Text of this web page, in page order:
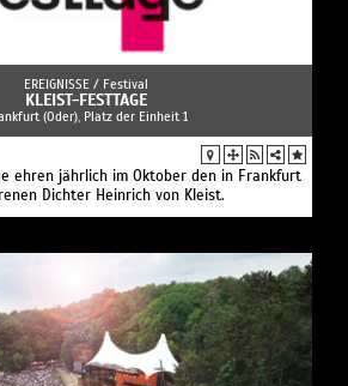
EREIGNISSE / Festival
KLEIST-FESTTAGE
(Oder), Platz der Einheit 1
ehren jährlich im Oktober den in Frankfurt
Dichter Heinrich von Kleist.